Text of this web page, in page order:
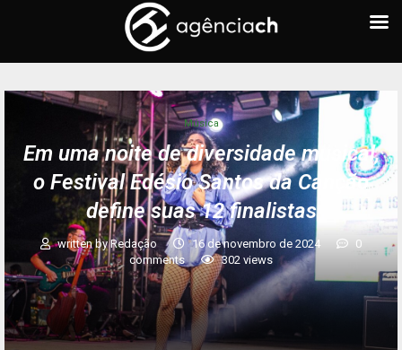
Música
Em uma noite de diversidade musical,
o Festival Edésio Santos da Canção
define suas 12 finalistas
written byRedação 16 de novembro de 2024
0
comments
302 views